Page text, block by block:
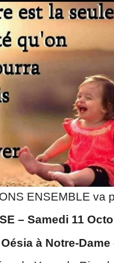
ENSEMBLE va
– Samedi 11
à Notre-Dame